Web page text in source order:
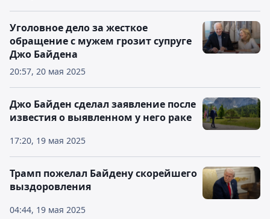
20:57, 20 мая 2025
Уголовное дело за жесткое
обращение с мужем грозит супруге
Джо Байдена
17:20, 19 мая 2025
Джо Байден сделал заявление после
известия о выявленном у него раке
04:44, 19 мая 2025
Трамп пожелал Байдену скорейшего
выздоровления